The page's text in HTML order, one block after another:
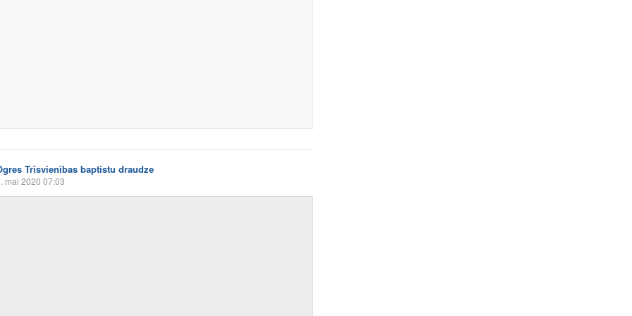
Trīsvienības baptistu draudze
mai 2020 07:03